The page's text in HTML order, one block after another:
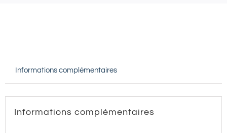
|
Meyzieu
Informations complémentaires
Informations complémentaires